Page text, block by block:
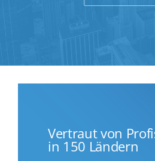
Vertraut von
in 150 Ländern